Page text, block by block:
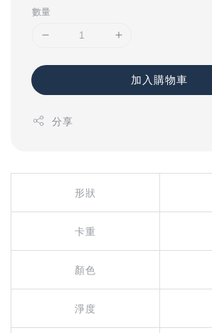
數量
加入購物車
分享
形狀
卡重
顏色
淨度